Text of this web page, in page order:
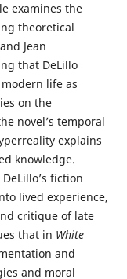
examines the
theoretical
Jean
that DeLillo
life as
on the
novel’s temporal
explains
knowledge.
fiction
lived experience,
critique of late
that in White
and
and moral